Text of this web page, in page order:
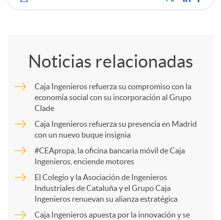
C
r
Noticias relacionadas
Caja Ingenieros refuerza su compromiso con la
economía social con su incorporación al Grupo
Clade
Caja Ingenieros refuerza su presencia en Madrid
con un nuevo buque insignia
#CEApropa, la oficina bancaria móvil de Caja
Ingenieros, enciende motores
El Colegio y la Asociación de Ingenieros
Industriales de Cataluña y el Grupo Caja
Ingenieros renuevan su alianza estratégica
Caja Ingenieros apuesta por la innovación y se